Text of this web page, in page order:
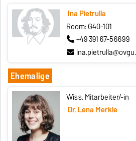
Ina Pietrulla
Room: G40-101
+49 391 67-56699
Ehemalige
Wiss. Mitarbeiter/-in
Dr. Lena Merkle